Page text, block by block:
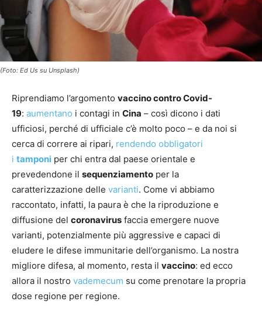
(Foto: Ed Us su Unsplash)
Riprendiamo l’argomento vaccino contro Covid-
19: aumentano i contagi in Cina – così dicono i dati
ufficiosi, perché di ufficiale c’è molto poco – e da noi si
cerca di correre ai ripari, rendendo obbligatori
i tamponi per chi entra dal paese orientale e
prevedendone il sequenziamento per la
caratterizzazione delle varianti. Come vi abbiamo
raccontato, infatti, la paura è che la riproduzione e
diffusione del coronavirus faccia emergere nuove
varianti, potenzialmente più aggressive e capaci di
eludere le difese immunitarie dell’organismo. La nostra
migliore difesa, al momento, resta il vaccino: ed ecco
allora il nostro vademecum su come prenotare la propria
dose regione per regione.